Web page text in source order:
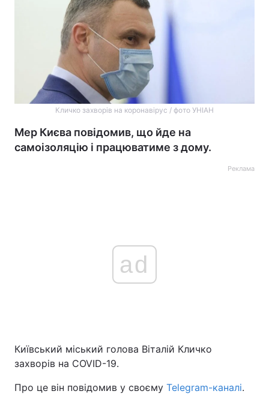
Кличко захворів на коронавірус / фото УНІАН
Мер Києва повідомив, що йде на
самоізоляцію і працюватиме з дому.
Реклама
ad
Київський міський голова Віталій Кличко
захворів на COVID-19.
Про це він повідомив у своєму Telegram-каналі.